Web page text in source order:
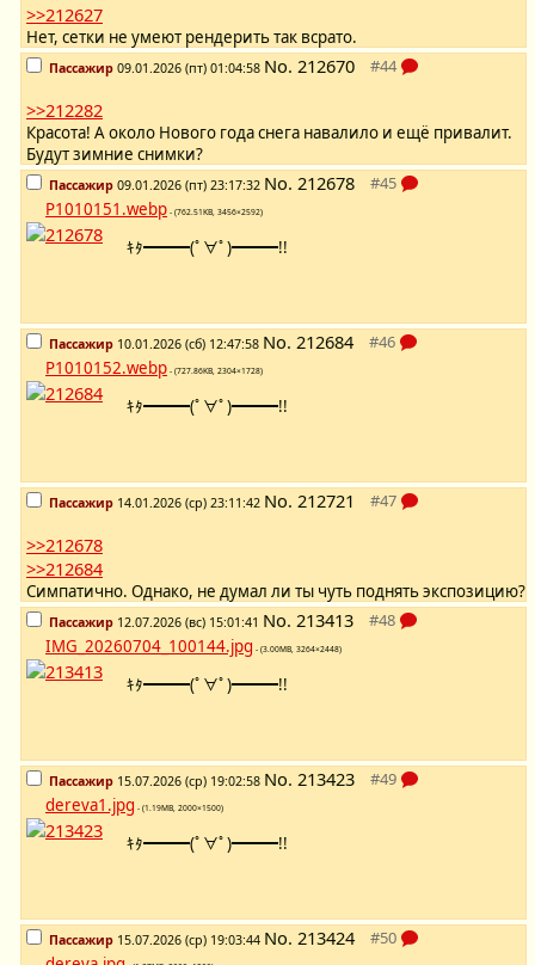
>>212627
Нет, сетки не умеют рендерить так всрато.
Пассажир 09.01.2026 (пт) 01:04:58 No. 212670
>>212282
Красота! А около Нового года снега навалило и ещё привалит.
Будут зимние снимки?
Пассажир 09.01.2026 (пт) 23:17:32 No. 212678
P1010151.webp - (762.51KB, 3456×2592)
ｷﾀ━━━(ﾟ∀ﾟ)━━━!!
Пассажир 10.01.2026 (сб) 12:47:58 No. 212684
P1010152.webp - (727.86KB, 2304×1728)
ｷﾀ━━━(ﾟ∀ﾟ)━━━!!
Пассажир 14.01.2026 (ср) 23:11:42 No. 212721
>>212678
>>212684
Симпатично. Однако, не думал ли ты чуть поднять экспозицию?
Пассажир 12.07.2026 (вс) 15:01:41 No. 213413
IMG_20260704_100144.jpg - (3.00MB, 3264×2448)
ｷﾀ━━━(ﾟ∀ﾟ)━━━!!
Пассажир 15.07.2026 (ср) 19:02:58 No. 213423
dereva1.jpg - (1.19MB, 2000×1500)
ｷﾀ━━━(ﾟ∀ﾟ)━━━!!
Пассажир 15.07.2026 (ср) 19:03:44 No. 213424